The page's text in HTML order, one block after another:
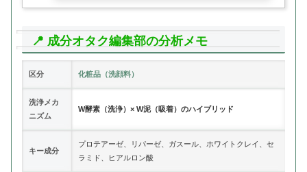
📍 成分オタク編集部の分析メモ
区分 化粧品（洗顔料）
洗浄メカ
ニズム
W酵素（洗浄）× W泥（吸着）のハイブリッド
キー成分
プロテアーゼ、リパーゼ、ガスール、ホワイトクレイ、セ
ラミド、ヒアルロン酸